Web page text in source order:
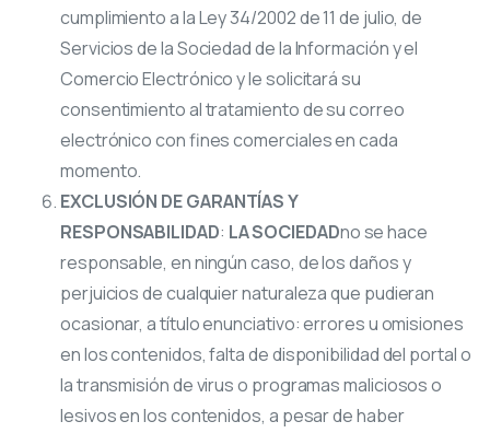
cumplimiento a la Ley 34/2002 de 11 de julio, de
Servicios de la Sociedad de la Información y el
Comercio Electrónico y le solicitará su
consentimiento al tratamiento de su correo
electrónico con fines comerciales en cada
momento.
EXCLUSIÓN DE GARANTÍAS Y
RESPONSABILIDAD: LA SOCIEDADno se hace
responsable, en ningún caso, de los daños y
perjuicios de cualquier naturaleza que pudieran
ocasionar, a título enunciativo: errores u omisiones
en los contenidos, falta de disponibilidad del portal o
la transmisión de virus o programas maliciosos o
lesivos en los contenidos, a pesar de haber